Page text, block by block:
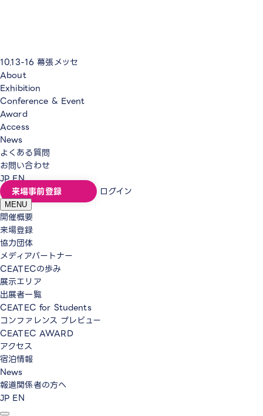
10.13-16 幕張メッセ
About
Exhibition
Conference & Event
Award
Access
News
よくある質問
お問い合わせ
JP EN
来場事前登録
ログイン
MENU
開催概要
来場登録
協力団体
メディアパートナー
CEATECの歩み
展示エリア
出展者一覧
CEATEC for Students
コンファレンス プレビュー
CEATEC AWARD
アクセス
宿泊情報
News
報道関係者の方へ
JP EN